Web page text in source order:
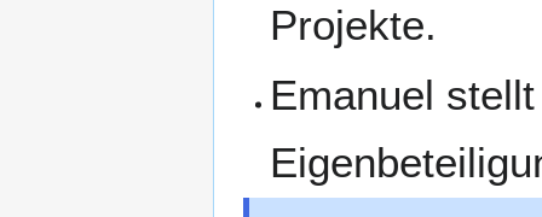
Projekte.
Emanuel